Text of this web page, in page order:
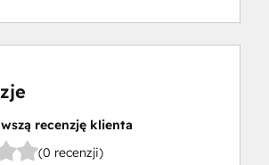
recenzję klienta
(0 recenzji)